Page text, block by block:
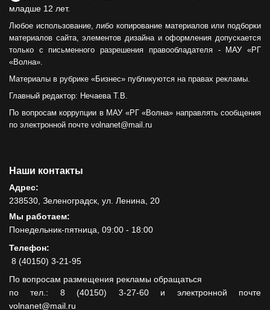
младше 12 лет.
Любое использование, либо копирование материалов или подборки
материалов сайта, элементов дизайна и оформления допускается
только с письменного разрешения правообладателя - МАУ «РГ
«Волна».
Материалы в рубрике «Бизнес» публикуются на правах рекламы.
Главный редактор: Нечаева Т.В.
По вопросам коррупции в МАУ «РГ «Волна» направлять сообщения
по электронной почте volnanet@mail.ru
Наши контакты
Адрес:
238530, Зеленоградск, ул. Ленина, 20
Мы работаем:
Понедельник-пятница, 09:00 - 18:00
Телефон:
8 (40150) 3-21-95
По вопросам размещения рекламы обращаться
по тел.: 8 (40150) 3-27-60 и электронной почте
volnanet@mail.ru